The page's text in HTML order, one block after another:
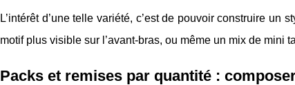
L’intérêt d’une telle variété, c’est de pouvoir construire
motif plus visible sur l’avant-bras, ou même un mix de mini
Packs et remises par quantité :